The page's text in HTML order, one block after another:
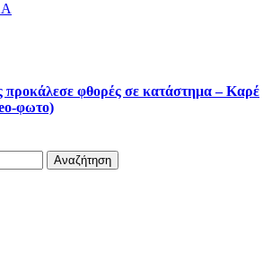
προκάλεσε φθορές σε κατάστημα – Καρέ
φωτο)